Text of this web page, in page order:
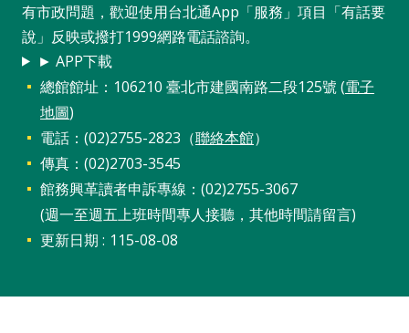
有市政問題，歡迎使用台北通App「服務」項目「有話要
說」反映或撥打1999網路電話諮詢。
► APP下載
總館館址：106210 臺北市建國南路二段125號 (電子
地圖)
電話：(02)2755-2823（聯絡本館）
傳真：(02)2703-3545
館務興革讀者申訴專線：(02)2755-3067
(週一至週五上班時間專人接聽，其他時間請留言)
更新日期
115-08-08